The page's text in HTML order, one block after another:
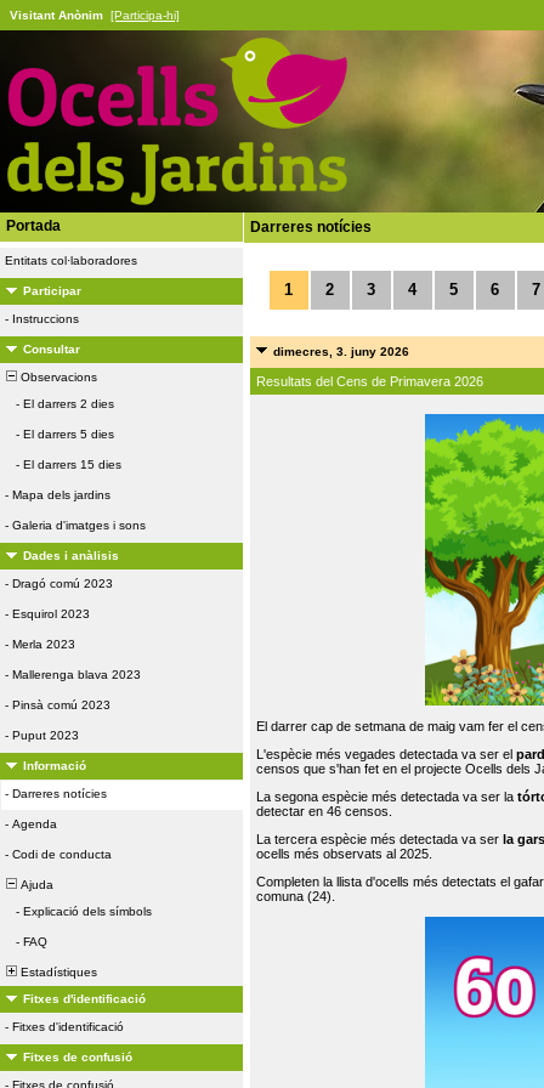
Visitant Anònim [Participa-hi]
Portada
Entitats col·laboradores
Participar
- Instruccions
Consultar
Observacions
- El darrers 2 dies
- El darrers 5 dies
- El darrers 15 dies
- Mapa dels jardins
- Galeria d'imatges i sons
Dades i anàlisis
- Dragó comú 2023
- Esquirol 2023
- Merla 2023
- Mallerenga blava 2023
- Pinsà comú 2023
- Puput 2023
Informació
- Darreres notícies
- Agenda
- Codi de conducta
Ajuda
- Explicació dels símbols
- FAQ
Estadístiques
Fitxes d'identificació
- Fitxes d'identificació
Fitxes de confusió
- Fitxes de confusió
Darreres notícies
1 2 3 4 5 6 7
dimecres, 3. juny 2026
Resultats del Cens de Primavera 2026
El darrer cap de setmana de maig vam fer el
L'espècie més vegades detectada va ser el
censos que s'han fet en el projecte Ocells dels
La segona espècie més detectada va ser la
detectar en 46 censos.
La tercera espècie més detectada va ser la
ocells més observats al 2025.
Completen la llista d'ocells més detectats el
comuna (24).